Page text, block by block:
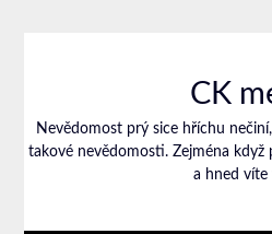
CK
Nevědomost prý sice hříchu
takové nevědomosti. Zejména když
a hned víte